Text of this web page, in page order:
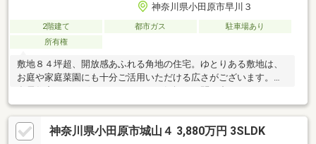
神奈川県小田原市早川３
2階建て 都市ガス
駐車場あり
所有権
敷地８４坪超、開放感あふれる角地の住宅。ゆとりある敷地は、
お庭や家庭菜園にも十分ご活用いただける広さがございます。現
在居住中ではございますが、ぜひお気軽にお問い合わせください
ませ。
神奈川県小田原市城山４ 3,880万円 3SLDK